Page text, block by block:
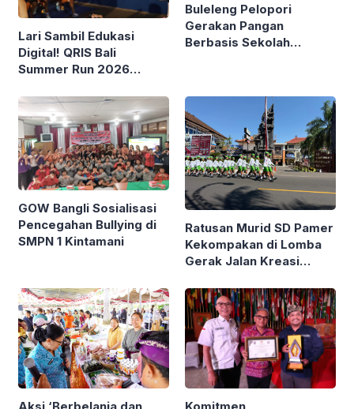
Lari Sambil Edukasi
Digital! QRIS Bali
Summer Run 2026
Renon
Buleleng Pelopori
Gerakan Pangan
Berbasis Sekolah
GOW Bangli Sosialisasi
Pencegahan Bullying di
SMPN 1 Kintamani
Ratusan Murid SD Pamer
Kekompakan di Lomba
Gerak Jalan Kreasi